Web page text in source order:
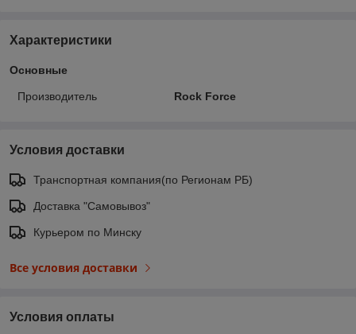
Характеристики
Основные
Производитель Rock Force
Условия доставки
Транспортная компания(по Регионам РБ)
Доставка "Самовывоз"
Курьером по Минску
Все условия доставки
Условия оплаты